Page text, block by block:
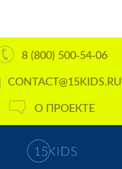
8 (800) 500-54-06
CONTACT@15KIDS.RU
О ПРОЕКТЕ